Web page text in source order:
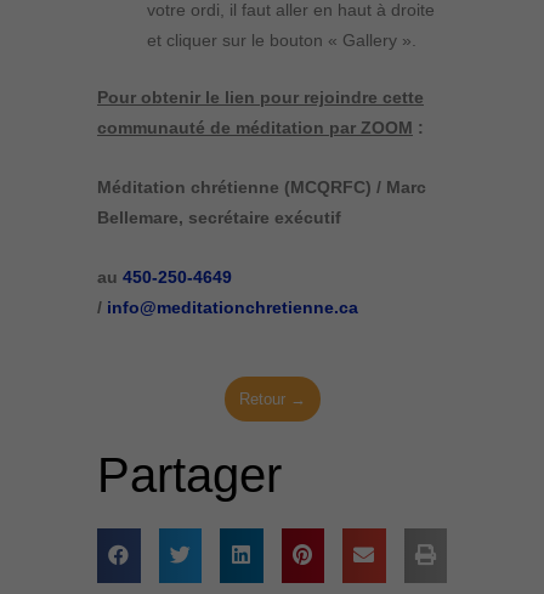
votre ordi, il faut aller en haut à droite
et cliquer sur le bouton « Gallery ».
Pour obtenir le lien pour rejoindre cette
communauté de méditation par ZOOM :
Méditation chrétienne (MCQRFC) / Marc
Bellemare, secrétaire exécutif
au 450-250-4649
/ info@meditationchretienne.ca
Retour →
Partager